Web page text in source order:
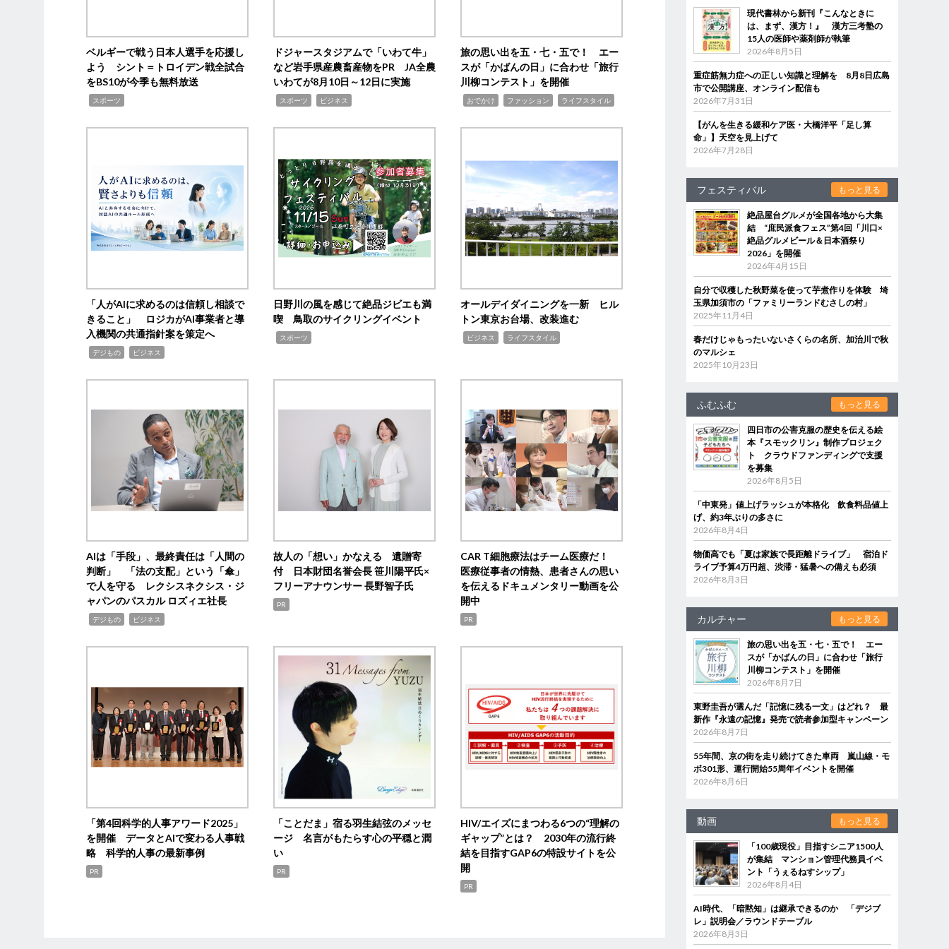
ベルギーで戦う日本人選手を応援し
よう シント＝トロイデン戦全試合
をBS10が今季も無料放送
スポーツ
ドジャースタジアムで「いわて牛」
など岩手県産農畜産物をPR JA全農
いわてが8月10日～12日に実施
スポーツ ビジネス
旅の思い出を五・七・五で！ エー
スが「かばんの日」に合わせ「旅行
川柳コンテスト」を開催
おでかけ ファッション ライフスタイル
「人がAIに求めるのは信頼し相談で
きること」 ロジカがAI事業者と導
入機関の共通指針案を策定へ
デジもの ビジネス
日野川の風を感じて絶品ジビエも満
喫 鳥取のサイクリングイベント
スポーツ
オールデイダイニングを一新 ヒル
トン東京お台場、改装進む
ビジネス ライフスタイル
AIは「手段」、最終責任は「人間の
判断」 「法の支配」という「傘」
で人を守る レクシスネクシス・ジ
ャパンのパスカル ロズィエ社長
デジもの ビジネス
故人の「想い」かなえる 遺贈寄
付 日本財団名誉会長 笹川陽平氏×
フリーアナウンサー 長野智子氏
PR
CAR T細胞療法はチーム医療だ！
医療従事者の情熱、患者さんの思い
を伝えるドキュメンタリー動画を公
開中
PR
「第4回科学的人事アワード2025」
を開催 データとAIで変わる人事戦
略 科学的人事の最新事例
PR
「ことだま」宿る羽生結弦のメッセ
ージ 名言がもたらす心の平穏と潤
い
PR
HIV/エイズにまつわる6つの“理解の
ギャップ”とは？ 2030年の流行終
結を目指すGAP6の特設サイトを公
開
PR
現代書林から新刊『こんなときに
は、まず、漢方！』 漢方三考塾の
15人の医師や薬剤師が執筆
2026年8月5日
重症筋無力症への正しい知識と理解を 8月8日広島
市で公開講座、オンライン配信も
2026年7月31日
【がんを生きる緩和ケア医・大橋洋平「足し算
命」】天空を見上げて
2026年7月28日
フェスティバル もっと見る
絶品屋台グルメが全国各地から大集
結 “庶民派食フェス”第4回「川口×
絶品グルメビール＆日本酒祭り
2026」を開催
2026年4月15日
自分で収穫した秋野菜を使って芋煮作りを体験 埼
玉県加須市の「ファミリーランドむさしの村」
2025年11月4日
春だけじゃもったいないさくらの名所、加治川で秋
のマルシェ
2025年10月23日
ふむふむ もっと見る
四日市の公害克服の歴史を伝える絵
本『スモックリン』制作プロジェク
ト クラウドファンディングで支援
を募集
2026年8月5日
「中東発」値上げラッシュが本格化 飲食料品値上
げ、約3年ぶりの多さに
2026年8月4日
物価高でも「夏は家族で長距離ドライブ」 宿泊ド
ライブ予算4万円超、渋滞・猛暑への備えも必須
2026年8月3日
カルチャー もっと見る
旅の思い出を五・七・五で！ エー
スが「かばんの日」に合わせ「旅行
川柳コンテスト」を開催
2026年8月7日
東野圭吾が選んだ「記憶に残る一文」はどれ？ 最
新作『永遠の記憶』発売で読者参加型キャンペーン
2026年8月7日
55年間、京の街を走り続けてきた車両 嵐山線・モ
ボ301形、運行開始55周年イベントを開催
2026年8月6日
動画 もっと見る
「100歳現役」目指すシニア1500人
が集結 マンション管理代務員イベ
ント「うぇるねすシップ」
2026年8月4日
AI時代、「暗黙知」は継承できるのか 「デジブ
レ」説明会／ラウンドテーブル
2026年8月3日